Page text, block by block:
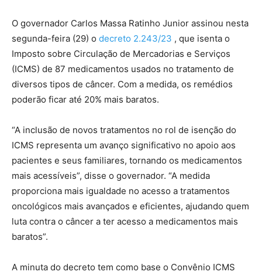
O governador Carlos Massa Ratinho Junior assinou nesta
segunda-feira (29) o decreto 2.243/23 , que isenta o
Imposto sobre Circulação de Mercadorias e Serviços
(ICMS) de 87 medicamentos usados no tratamento de
diversos tipos de câncer. Com a medida, os remédios
poderão ficar até 20% mais baratos.
“A inclusão de novos tratamentos no rol de isenção do
ICMS representa um avanço significativo no apoio aos
pacientes e seus familiares, tornando os medicamentos
mais acessíveis”, disse o governador. “A medida
proporciona mais igualdade no acesso a tratamentos
oncológicos mais avançados e eficientes, ajudando quem
luta contra o câncer a ter acesso a medicamentos mais
baratos”.
A minuta do decreto tem como base o Convênio ICMS